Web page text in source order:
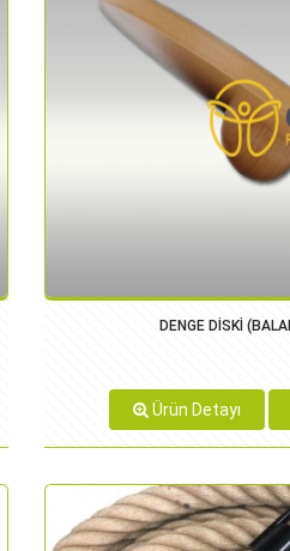
DENGE DİSKİ
Ürün Detayı